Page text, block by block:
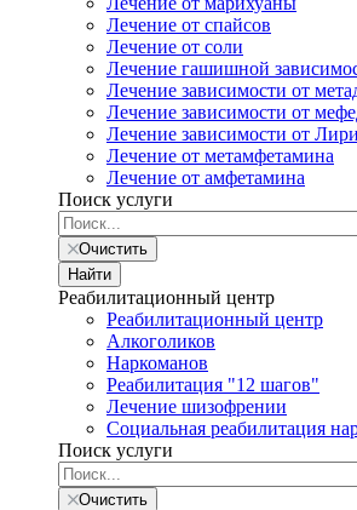
Лечение от спайсов
Лечение от соли
Лечение гашишной
Лечение зависимости от
Лечение зависимости от
Лечение зависимости от
Лечение от метамфетамина
Лечение от амфетамина
Поиск услуги
Очистить
Найти
Реабилитационный центр
Реабилитационный центр
Алкоголиков
Наркоманов
Реабилитация "12 шагов"
Лечение шизофрении
Социальная реабилитация
Поиск услуги
Очистить